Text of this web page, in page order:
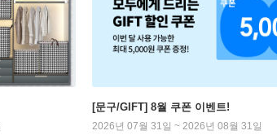
[문구/GIFT] 8월 쿠폰 이벤트!
2026년 07월 31일 ~ 2026년 08월 31일